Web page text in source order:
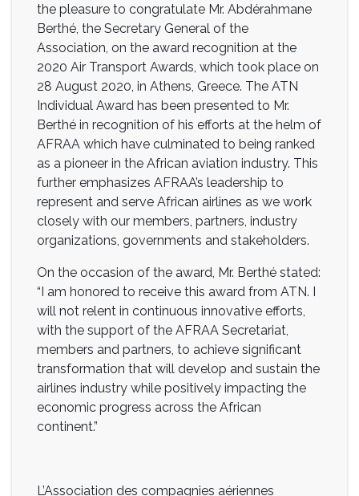
the pleasure to congratulate Mr. Abdérahmane
Berthé, the Secretary General of the
Association, on the award recognition at the
2020 Air Transport Awards, which took place on
28 August 2020, in Athens, Greece. The ATN
Individual Award has been presented to Mr.
Berthé in recognition of his efforts at the helm of
AFRAA which have culminated to being ranked
as a pioneer in the African aviation industry. This
further emphasizes AFRAA’s leadership to
represent and serve African airlines as we work
closely with our members, partners, industry
organizations, governments and stakeholders.
On the occasion of the award, Mr. Berthé stated:
“I am honored to receive this award from ATN. I
will not relent in continuous innovative efforts,
with the support of the AFRAA Secretariat,
members and partners, to achieve significant
transformation that will develop and sustain the
airlines industry while positively impacting the
economic progress across the African
continent.”
L’Association des compagnies aériennes